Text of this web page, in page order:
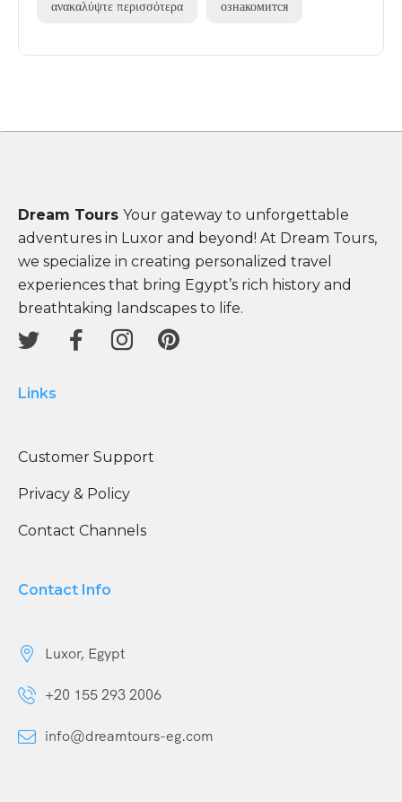
ανακαλύψτε περισσότερα ознакомится
Dream Tours Your gateway to unforgettable
adventures in Luxor and beyond! At Dream Tours,
we specialize in creating personalized travel
experiences that bring Egypt’s rich history and
breathtaking landscapes to life.
Links
Customer Support
Privacy & Policy
Contact Channels
Contact Info
Luxor, Egypt
+20 155 293 2006
info@dreamtours-eg.com